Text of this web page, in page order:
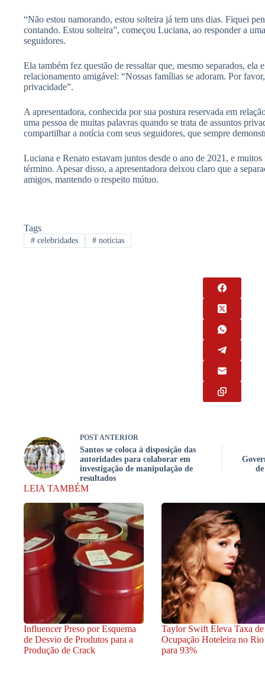
“Não estou namorando, estou solteira já tem uns dias. Fiquei
contando. Estou solteira”, começou Luciana, ao responder a
seguidores.
Ela também fez questão de ressaltar que, mesmo separados,
relacionamento amigável: “Nossas famílias se adoram. Por
privacidade”.
A apresentadora, conhecida por sua postura reservada em
uma pessoa de muitas palavras quando se trata de assuntos
compartilhar a notícia com seus seguidores, que sempre
Luciana e Renato estavam juntos desde o ano de 2021, e
término. Apesar disso, a apresentadora deixou claro que a
amigos, mantendo o respeito mútuo.
Tags
#celebridades #notícias
POSTANTERIOR
Santos se coloca à disposição das
autoridades para colaborar em
investigação de manipulação de
resultados
LEIA TAMBÉM
Influencer Preso por Esquema
de Desvio de Produtos para a
Produção de Crack
Taylor Swift Eleva Taxa de
Ocupação Hoteleira no Rio
para 93%